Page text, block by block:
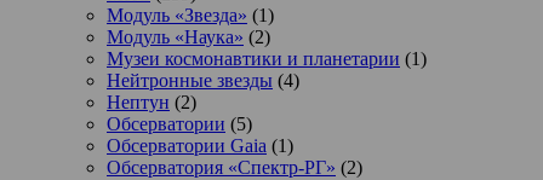
Модуль «Звезда» (1)
Модуль «Наука» (2)
Музеи космонавтики и планетарии (1)
Нейтронные звезды (4)
Нептун (2)
Обсерватории (5)
Обсерватории Gaia (1)
Обсерватория «Спектр-РГ» (2)